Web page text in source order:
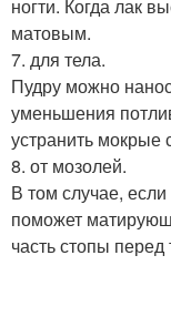
ногти. Когда лак
матовым.
7. для тела.
Пудру можно
уменьшения
устранить
8. от мозолей.
В том случае,
поможет
часть стопы перед